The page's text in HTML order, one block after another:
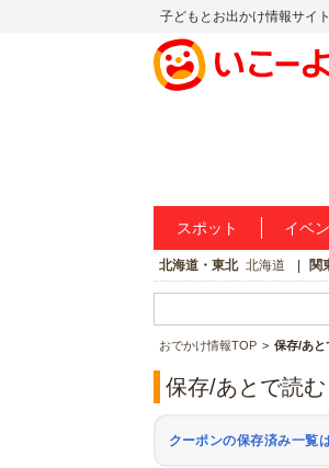
子どもとお出かけ情報サイ
スポット イベ
北海道・東北 北海道 関
おでかけ情報TOP 保存/あと
保存/あとで読む
クーポンの保存済み一覧